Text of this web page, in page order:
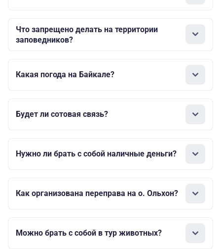
Что запрещено делать на территории
заповедников?
Какая погода на Байкале?
Будет ли сотовая связь?
Нужно ли брать с собой наличные деньги?
Как организована переправа на о. Ольхон?
Можно брать с собой в тур животных?